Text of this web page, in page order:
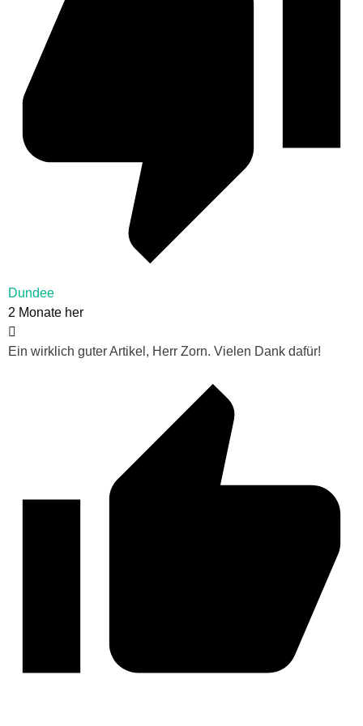
Dundee
2 Monate her
Ein wirklich guter Artikel, Herr Zorn. Vielen Dank dafür!